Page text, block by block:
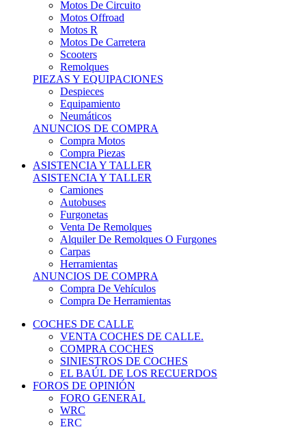
Motos R
Motos De Carretera
Scooters
Remolques
PIEZAS Y EQUIPACIONES
Despieces
Equipamiento
Neumáticos
ANUNCIOS DE COMPRA
Compra Motos
Compra Piezas
ASISTENCIA Y TALLER
ASISTENCIA Y TALLER
Camiones
Autobuses
Furgonetas
Venta De Remolques
Alquiler De Remolques O Furgones
Carpas
Herramientas
ANUNCIOS DE COMPRA
Compra De Vehículos
Compra De Herramientas
COCHES DE CALLE
VENTA COCHES DE CALLE.
COMPRA COCHES
SINIESTROS DE COCHES
EL BAÚL DE LOS RECUERDOS
FOROS DE OPINIÓN
FORO GENERAL
WRC
ERC
CERA